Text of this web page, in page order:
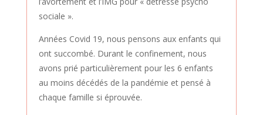
sociale ».
Années Covid 19, nous pensons aux enfants qui
ont succombé. Durant le confinement, nous
avons prié particulièrement pour les 6 enfants
au moins décédés de la pandémie et pensé à
chaque famille si éprouvée.